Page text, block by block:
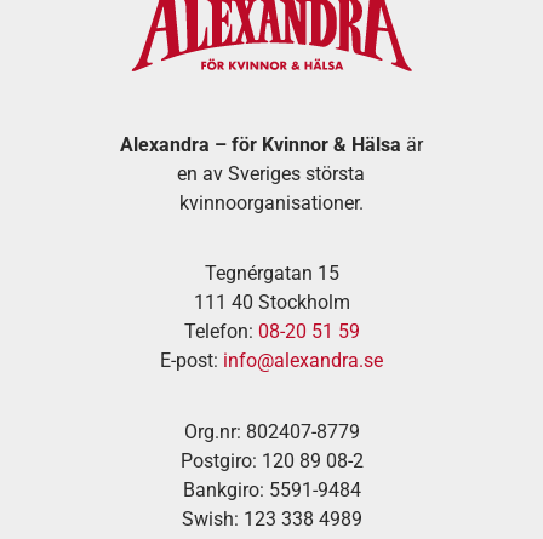
Alexandra – för Kvinnor & Hälsa är
en av Sveriges största
kvinnoorganisationer.
Tegnérgatan 15
111 40 Stockholm
Telefon: 08-20 51 59
E-post: info@alexandra.se
Org.nr: 802407-8779
Postgiro: 120 89 08-2
Bankgiro: 5591-9484
Swish: 123 338 4989